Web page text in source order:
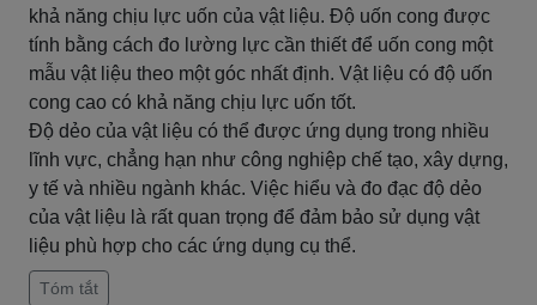
khả năng chịu lực uốn của vật liệu. Độ uốn cong được
tính bằng cách đo lường lực cần thiết để uốn cong một
mẫu vật liệu theo một góc nhất định. Vật liệu có độ uốn
cong cao có khả năng chịu lực uốn tốt.
Độ dẻo của vật liệu có thể được ứng dụng trong nhiều
lĩnh vực, chẳng hạn như công nghiệp chế tạo, xây dựng,
y tế và nhiều ngành khác. Việc hiểu và đo đạc độ dẻo
của vật liệu là rất quan trọng để đảm bảo sử dụng vật
liệu phù hợp cho các ứng dụng cụ thể.
Tóm tắt